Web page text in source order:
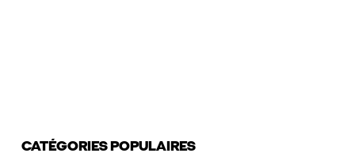
CATÉGORIES POPULAIRES